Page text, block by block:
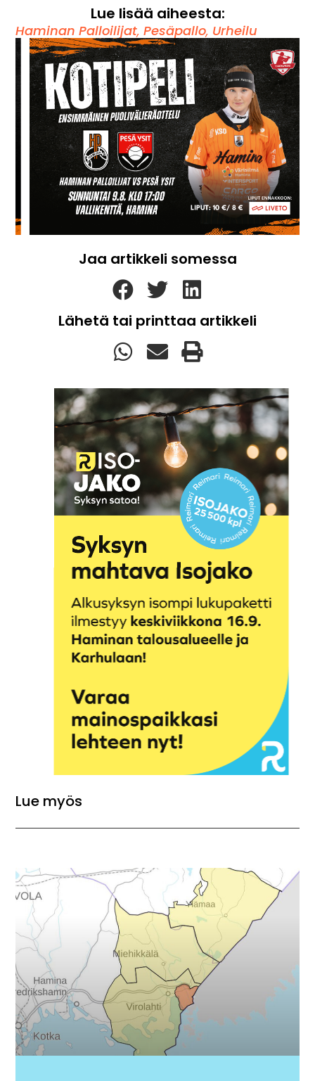
Lue lisää aiheesta:
Haminan Palloilijat,Pesäpallo, Urheilu
Jaa artikkeli somessa
Lähetä tai printtaa artikkeli
Lue myös